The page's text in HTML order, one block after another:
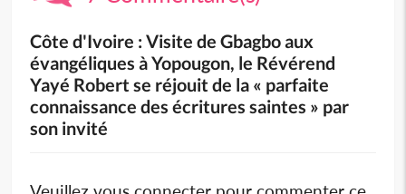
Côte d'Ivoire : Visite de Gbagbo aux
évangéliques à Yopougon, le Révérend
Yayé Robert se réjouit de la « parfaite
connaissance des écritures saintes » par
son invité